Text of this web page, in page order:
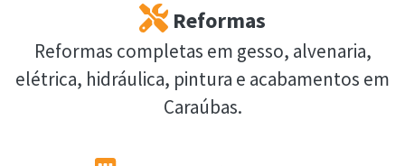
Reformas
Reformas completas em gesso, alvenaria,
elétrica, hidráulica, pintura e acabamentos em
Caraúbas.